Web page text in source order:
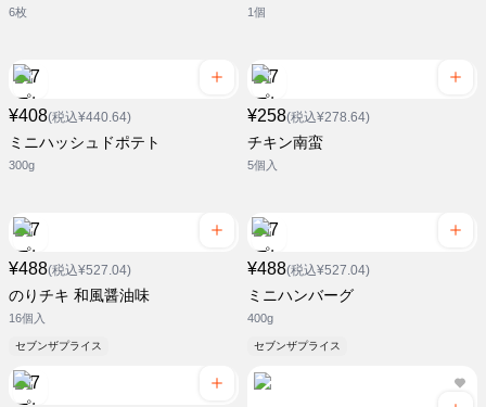
6枚 1個
¥408(税込¥440.64)
ミニハッシュドポテト
300g
¥258(税込¥278.64)
チキン南蛮
5個入
¥488(税込¥527.04)
のりチキ 和風醤油味
16個入
セブンザプライス
¥488(税込¥527.04)
ミニハンバーグ
400g
セブンザプライス